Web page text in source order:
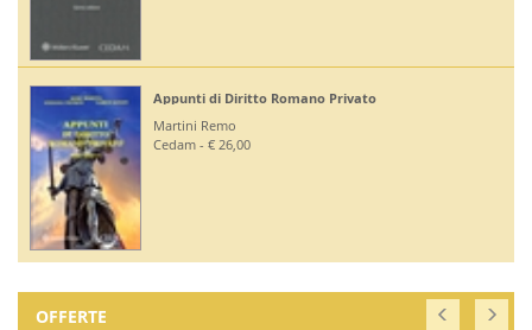
Appunti di Diritto Romano Privato
Martini Remo
Cedam - € 26,00
OFFERTE